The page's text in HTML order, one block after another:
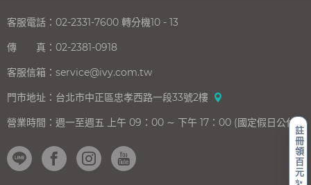
註
冊
領
百
元
✨
客服電話： 02-2331-7600 轉分機10 - 13
傳 真： 02-2381-0918
客服信箱： service@ivy.com.tw
門市地址： 台北市中正區忠孝西路一段33號2樓
營業時間： 週一至週五 上午 09：00 ∼ 下午 17：00 (國定假日公休)